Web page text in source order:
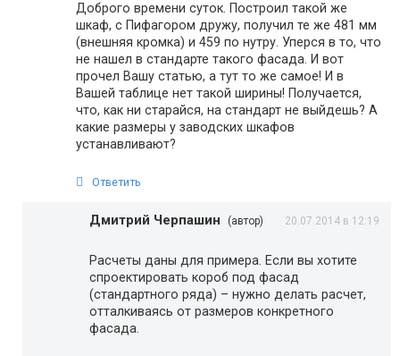
Доброго времени суток. Построил такой же
шкаф, с Пифагором дружу, получил те же 481 мм
(внешняя кромка) и 459 по нутру. Уперся в то, что
не нашел в стандарте такого фасада. И вот
прочел Вашу статью, а тут то же самое! И в
Вашей таблице нет такой ширины! Получается,
что, как ни старайся, на стандарт не выйдешь? А
какие размеры у заводских шкафов
устанавливают?
Ответить
Дмитрий Черпашин (автор) 20.07.2014 в 12:19
Расчеты даны для примера. Если вы хотите
спроектировать короб под фасад
(стандартного ряда) – нужно делать расчет,
отталкиваясь от размеров конкретного
фасада.